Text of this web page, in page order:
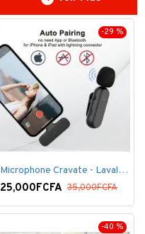
-29 %
Microphone Cravate - Lavalier pour smartphone, enregistrement vidéo YouTube Live Stream K60 For Type
25,000FCFA 35,000FCFA
-40 %